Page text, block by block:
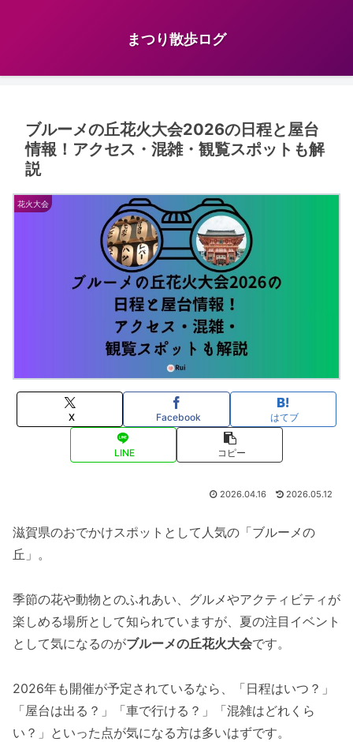
まつり散歩ログ
ブルーメの丘花火大会2026の日程と屋台
情報！アクセス・混雑・観覧スポットも解
説
花火大会
X Facebook はてブ
LINE コピー
2026.04.16 2026.05.12
滋賀県のおでかけスポットとして人気の「ブルーメの
丘」。
季節の花や動物とのふれあい、グルメやアクティビティが
楽しめる場所として知られていますが、夏の注目イベント
として気になるのがブルーメの丘花火大会です。
2026年も開催が予定されているなら、「日程はいつ？」
「屋台は出る？」「車で行ける？」「混雑はどれくら
い？」といった点が気になる方は多いはずです。